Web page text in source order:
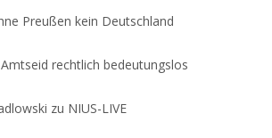
Preußen kein Deutschland
Amtseid rechtlich bedeutungslos
zu NIUS-LIVE